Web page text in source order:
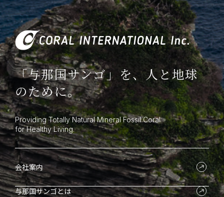
「与那国サンゴ」を、人と地球
のために。
Providing Totally Natural Mineral Fossil Coral
for Healthy Living.
会社案内
与那国サンゴとは